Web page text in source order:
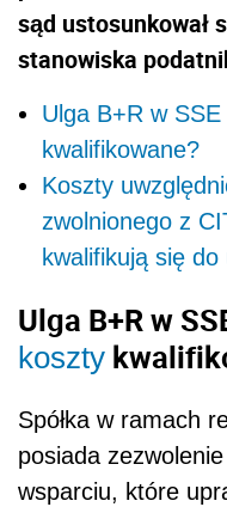
sąd ustosunkował
stanowiska
Ulga B+R w
kwalifikowane?
Koszty
zwolnionego z
kwalifikują się do
Ulga B+R w
koszty
Spółka w ramach
posiada
wsparciu, które